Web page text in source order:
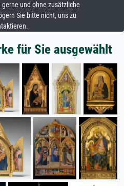
und ohne zusätzliche
Sie bitte nicht, uns zu
für Sie ausgewählt